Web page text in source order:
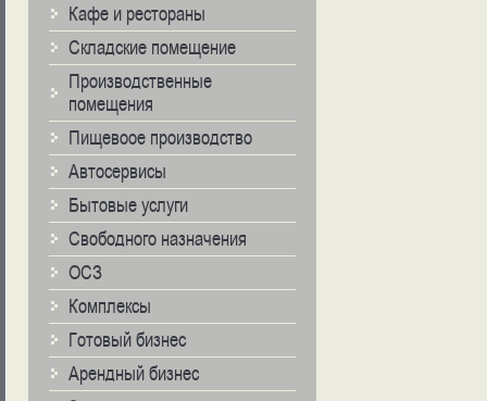
Кафе и рестораны
Складские помещение
Производственные
помещения
Пищевоое производство
Автосервисы
Бытовые услуги
Свободного назначения
ОСЗ
Комплексы
Готовый бизнес
Арендный бизнес